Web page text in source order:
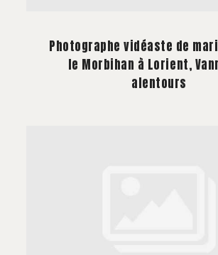
CONTACT
Photographe vidéaste de
le Morbihan à Lorient,
alentours